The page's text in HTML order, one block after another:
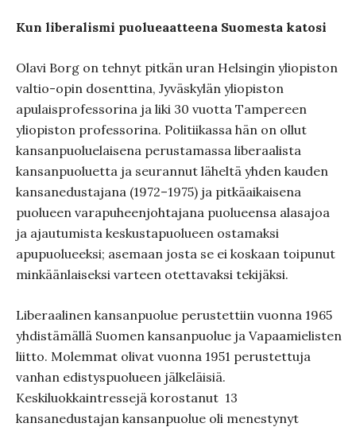
Kun liberalismi puolueaatteena Suomesta katosi
Olavi Borg on tehnyt pitkän uran Helsingin yliopiston
valtio-opin dosenttina, Jyväskylän yliopiston
apulaisprofessorina ja liki 30 vuotta Tampereen
yliopiston professorina. Politiikassa hän on ollut
kansanpuoluelaisena perustamassa liberaalista
kansanpuoluetta ja seurannut läheltä yhden kauden
kansanedustajana (1972–1975) ja pitkäaikaisena
puolueen varapuheenjohtajana puolueensa alasajoa
ja ajautumista keskustapuolueen ostamaksi
apupuolueeksi; asemaan josta se ei koskaan toipunut
minkäänlaiseksi varteen otettavaksi tekijäksi.
Liberaalinen kansanpuolue perustettiin vuonna 1965
yhdistämällä Suomen kansanpuolue ja Vapaamielisten
liitto. Molemmat olivat vuonna 1951 perustettuja
vanhan edistyspuolueen jälkeläisiä.
Keskiluokkaintressejä korostanut 13
kansanedustajan kansanpuolue oli menestynyt